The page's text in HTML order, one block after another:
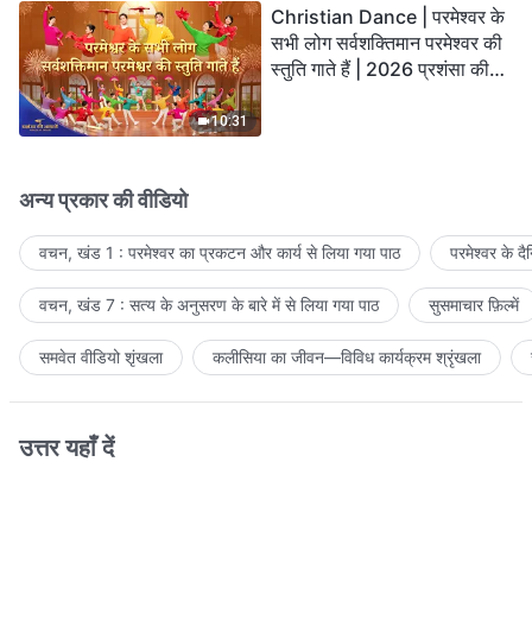
10:31
Christian Dance | परमेश्वर के
सभी लोग सर्वशक्तिमान परमेश्वर की
स्तुति गाते हैं | 2026 प्रशंसा की
अन्य प्रकार की वीडियो
वचन, खंड 1 : परमेश्वर का प्रकटन और कार्य से लिया गया पाठ परमेश्वर के
वचन, खंड 7 : सत्य के अनुसरण के बारे में से लिया गया पाठ सुसमाचार फ़िल्में
समवेत वीडियो शृंखला कलीसिया का जीवन—विविध कार्यक्रम श्रृंखला
उत्तर यहाँ दें